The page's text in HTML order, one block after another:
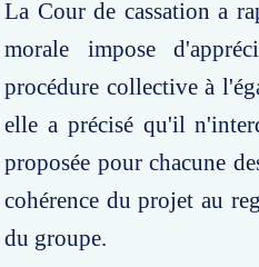
La Cour de cassation a
morale impose
procédure collective à
elle a précisé qu'il
proposée pour chacune
cohérence du projet au
du groupe.